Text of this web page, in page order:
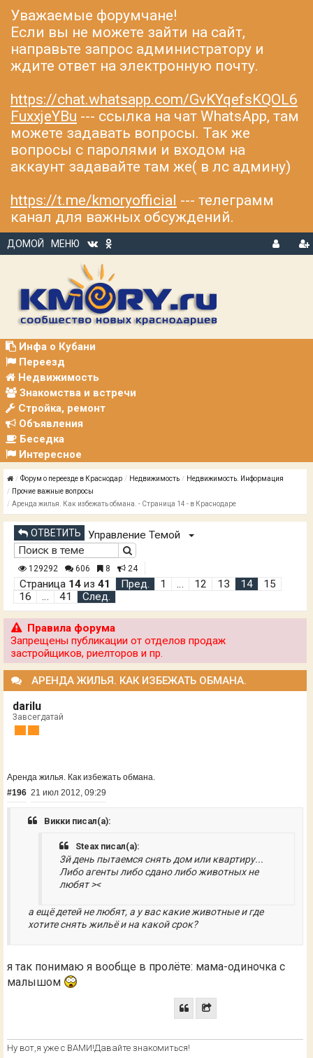
Уважаемые форумчане!
Если вы не можете зайти на сайт,
направьте запрос администратору и
ждите ответ на электронную почту.
https://chat.whatsapp.com/GvKYqefsKQOL6
FuxxjeYBu --- ссылка на чат WhatsApp, там
можете задавать вопросы. Так же
вопросы с паролями и входом на
аккаунт задавайте там же( в лс админу)
https://t.me/kmoryofficial --- телеграмм
канал для важных обсуждений.
ДОМОЙ
МЕНЮ
В
Р
Инфа о Кубани
Переезд
Недвижимость
Знакомства и встречи
Стройка, ремонт
Объявления
Беседка
Интересное
Форум о переезде в Краснодар Недвижимость
Недвижимость. Информация
Прочие важные вопросы
Аренда жилья. Как избежать обмана. - Страница 14 - в Краснодаре
ОТВЕТИТЬ Управление Темой
129292 606 8 24
Страница 14 из 41 Пред. 1 … 12 13 14
15
16
… 41 След.
Правила форума
Запрещены публикации от отделов продаж
застройщиков, риелторов и пр.
АРЕНДА ЖИЛЬЯ. КАК ИЗБЕЖАТЬ ОБМАНА.
darilu
Завсегдатай
Аренда жилья. Как избежать обмана.
#196 21 июл 2012, 09:29
Викки писал(а):
Steax писал(а):
3й день пытаемся снять дом или квартиру...
Либо агенты либо сдано либо животных не
любят ><
а ещё детей не любят, а у вас какие животные и где
хотите снять жильё и на какой срок?
я так понимаю я вообще в пролёте: мама-одиночка с
малышом
Ну вот,я уже с ВАМИ!Давайте знакомиться!